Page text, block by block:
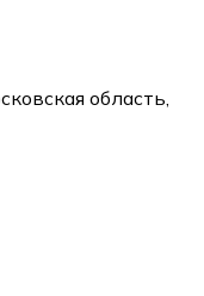
область,